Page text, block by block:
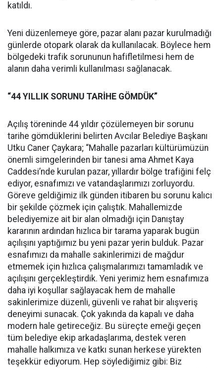
katıldı.
Yeni düzenlemeye göre, pazar alanı pazar kurulmadığı
günlerde otopark olarak da kullanılacak. Böylece hem
bölgedeki trafik sorununun hafifletilmesi hem de
alanın daha verimli kullanılması sağlanacak.
“44 YILLIK SORUNU TARİHE GÖMDÜK”
Açılış töreninde 44 yıldır çözülemeyen bir sorunu
tarihe gömdüklerini belirten Avcılar Belediye Başkanı
Utku Caner Çaykara; “Mahalle pazarları kültürümüzün
önemli simgelerinden bir tanesi ama Ahmet Kaya
Caddesi’nde kurulan pazar, yıllardır bölge trafiğini felç
ediyor, esnafımızı ve vatandaşlarımızı zorluyordu.
Göreve geldiğimiz ilk günden itibaren bu sorunu kalıcı
bir şekilde çözmek için çalıştık. Mahallemizde
belediyemize ait bir alan olmadığı için Danıştay
kararının ardından hızlıca bir tarama yaparak bugün
açılışını yaptığımız bu yeni pazar yerin bulduk. Pazar
esnafımızı da mahalle sakinlerimizi de mağdur
etmemek için hızlıca çalışmalarımızı tamamladık ve
açılışını gerçekleştirdik. Yeni yerimiz hem esnafımıza
daha iyi koşullar sağlayacak hem de mahalle
sakinlerimize düzenli, güvenli ve rahat bir alışveriş
deneyimi sunacak. Çok yakında da kapalı ve daha
modern hale getireceğiz. Bu süreçte emeği geçen
tüm belediye ekip arkadaşlarıma, destek veren
mahalle halkımıza ve katkı sunan herkese yürekten
teşekkür ediyorum. Hep söylediğimiz gibi: Biz